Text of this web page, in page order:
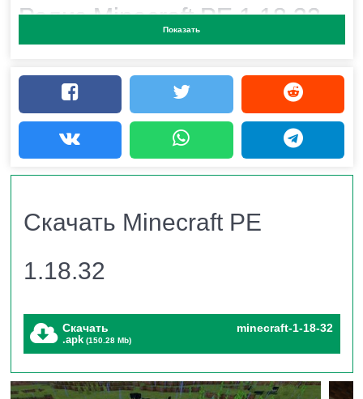
Релиз Minecraft PE 1.18.32
Обновление Caves and Cliffs Part 2 становится лучше
с каждым изданием. Разработчики Mojang, собрав
обратную связь, решили возникшие проблемы и
выпустили версию Майнкрафт 1.18.32 Release.
возможностей игрокам. Например, в Minecraft PE
поплыть на ней по водам блочного мира, захватив в
собой все вещи.
В подземных биомах пользователям все чаще
Показать
Скачать Minecraft PE
1.18.32
Скачать
.apk (150.28 Mb)
minecraft-1-18-32